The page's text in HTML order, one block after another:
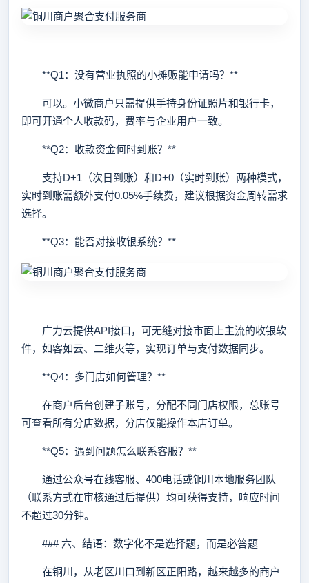
**Q1：没有营业执照的小摊贩能申请吗？**
可以。小微商户只需提供手持身份证照片和银行卡，
即可开通个人收款码，费率与企业用户一致。
**Q2：收款资金何时到账？**
支持D+1（次日到账）和D+0（实时到账）两种模式，
实时到账需额外支付0.05%手续费，建议根据资金周转需求
选择。
**Q3：能否对接收银系统？**
广力云提供API接口，可无缝对接市面上主流的收银软
件，如客如云、二维火等，实现订单与支付数据同步。
**Q4：多门店如何管理？**
在商户后台创建子账号，分配不同门店权限，总账号
可查看所有分店数据，分店仅能操作本店订单。
**Q5：遇到问题怎么联系客服？**
通过公众号在线客服、400电话或铜川本地服务团队
（联系方式在审核通过后提供）均可获得支持，响应时间
不超过30分钟。
### 六、结语：数字化不是选择题，而是必答题
在铜川，从老区川口到新区正阳路，越来越多的商户